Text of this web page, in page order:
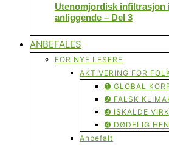
Utenomjordisk infiltrasjon
anliggende – Del 3
ANBEFALES
FOR NYE LESERE
AKTIVERING FOR
➊ GLOBAL
➋ FALSK
➌ ISKALDE
➍ DØDELIG
Anbefalt